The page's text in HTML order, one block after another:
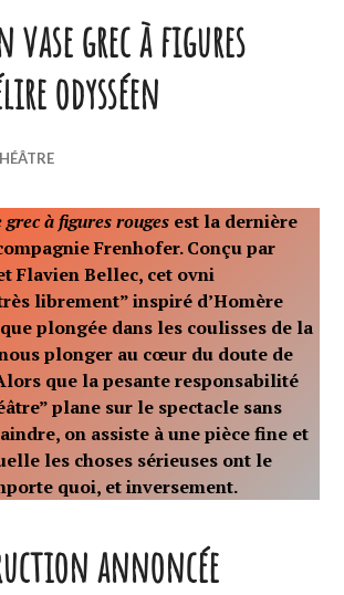
vase grec à figures
odysséen
à figures rouges est la dernière
Frenhofer. Conçu par
Flavien Bellec, cet ovni
librement” inspiré d’Homère
plongée dans les coulisses de la
plonger au cœur du doute de
que la pesante responsabilité
plane sur le spectacle sans
on assiste à une pièce fine et
les choses sérieuses ont le
quoi, et inversement.
annoncée